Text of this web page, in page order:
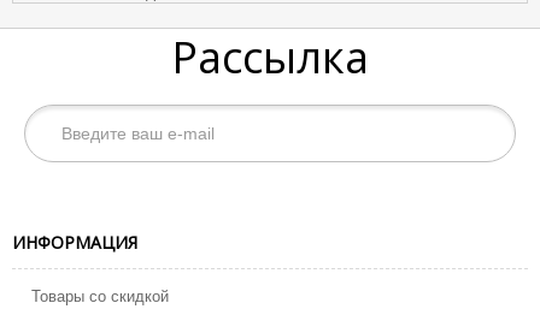
Рассылка
ИНФОРМАЦИЯ
Товары со скидкой